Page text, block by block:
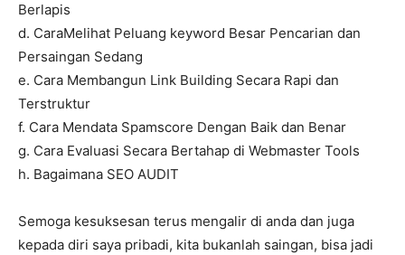
Berlapis
d. CaraMelihat Peluang keyword Besar Pencarian dan
Persaingan Sedang
e. Cara Membangun Link Building Secara Rapi dan
Terstruktur
f. Cara Mendata Spamscore Dengan Baik dan Benar
g. Cara Evaluasi Secara Bertahap di Webmaster Tools
h. Bagaimana SEO AUDIT
Semoga kesuksesan terus mengalir di anda dan juga
kepada diri saya pribadi, kita bukanlah saingan, bisa jadi